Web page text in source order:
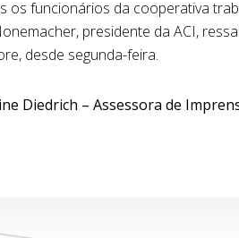
os funcionários da cooperativa
presidente da ACI,
desde segunda-feira.
Diedrich – Assessora de